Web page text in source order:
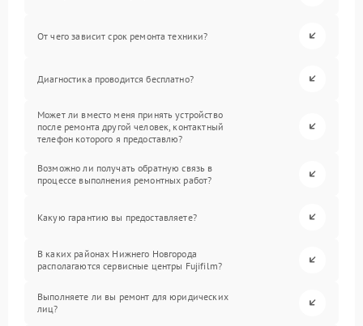
От чего зависит срок ремонта техники?
Диагностика проводится бесплатно?
Может ли вместо меня принять устройство
после ремонта другой человек, контактный
телефон которого я предоставлю?
Возможно ли получать обратную связь в
процессе выполнения ремонтных работ?
Какую гарантию вы предоставляете?
В каких районах Нижнего Новгорода
располагаются сервисные центры Fujifilm?
Выполняете ли вы ремонт для юридических
лиц?